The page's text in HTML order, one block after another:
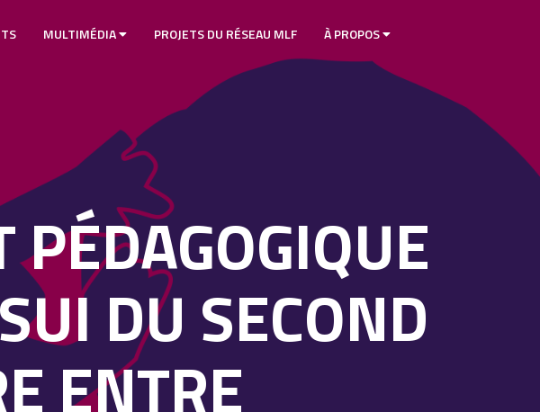
MULTIMÉDIA PROJETS DU RÉSEAU MLF À PROPOS
PÉDAGOGIQUE
DU SECOND
ENTRE